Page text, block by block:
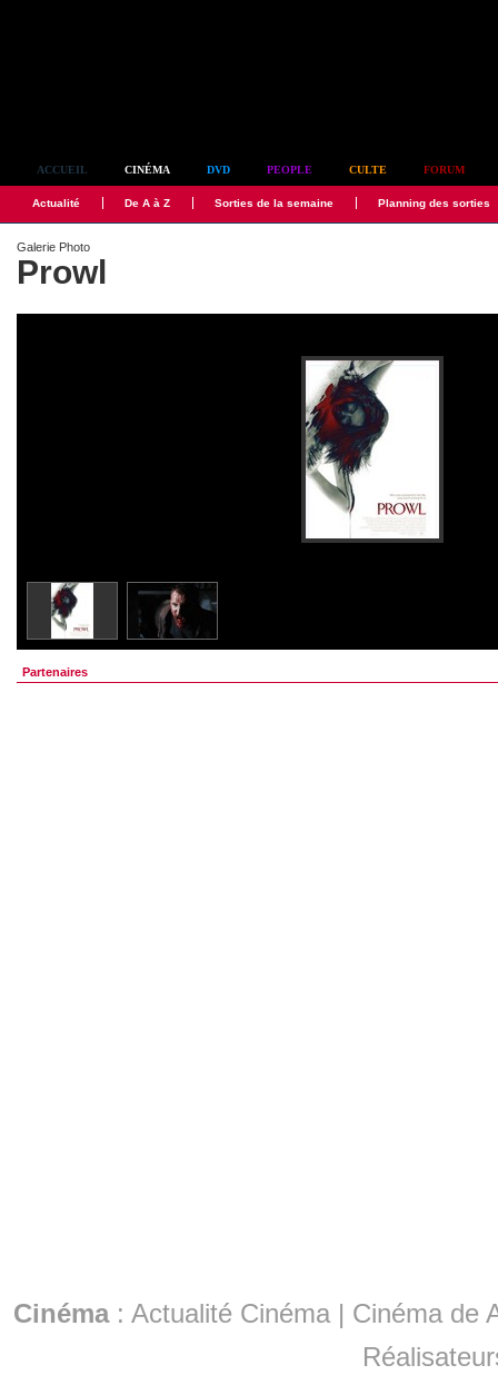
ACCUEIL CINÉMA DVD PEOPLE CULTE FORUM
Actualité De A à Z Sorties de la semaine Planning des sorties
Galerie Photo
Prowl
Partenaires
Cinéma: Actualité Cinéma | Cinéma de